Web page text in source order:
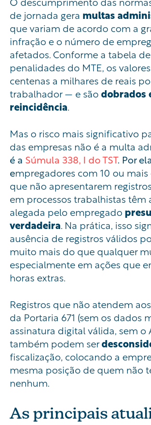
de jornada gera multas
que variam de acordo com a
infração e o número de
afetados. Conforme a tabela de
penalidades do MTE, os
centenas a milhares de reais
trabalhador — e sãodobrados
reincidência.
Mas o risco mais significativo
das empresas não é a multa
é a Súmula 338, I do TST. Por
empregadores com 10 ou
que não apresentarem
em processos trabalhistas têm
alegada pelo empregado
verdadeira. Na prática, isso
ausência de registros válidos
muito mais do que qualquer
especialmente em ações que
horas extras.
Registros que não atendem
da Portaria 671 (sem os dados
assinatura digital válida, sem o
também podem ser
fiscalização, colocando a
mesma posição de quem não
nenhum.
As principais